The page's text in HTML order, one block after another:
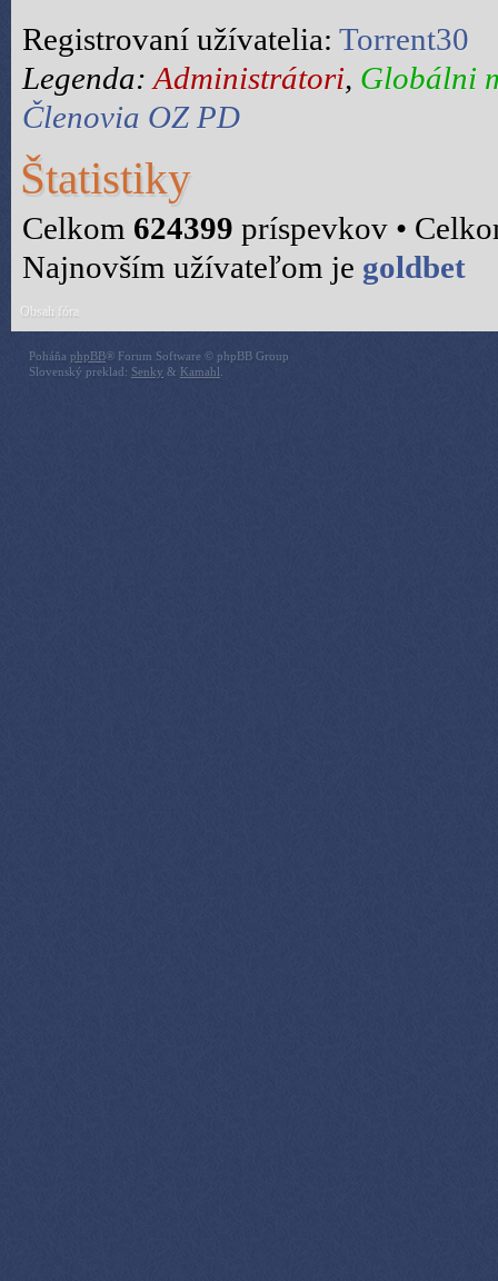
Registrovaní užívatelia: Torrent30
Legenda: Administrátori, Globálni
Členovia OZ PD
Štatistiky
Celkom 624399 príspevkov •
Najnovším užívateľom je goldbet
Obsah fóra
Poháňa phpBB® Forum Software © phpBB Group
Slovenský preklad: Senky & Kamahl